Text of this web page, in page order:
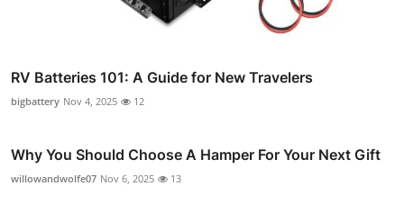
RV Batteries 101: A Guide for New Travelers
bigbattery Nov 4, 2025 12
Why You Should Choose A Hamper For Your Next Gift
willowandwolfe07 Nov 6, 2025 13